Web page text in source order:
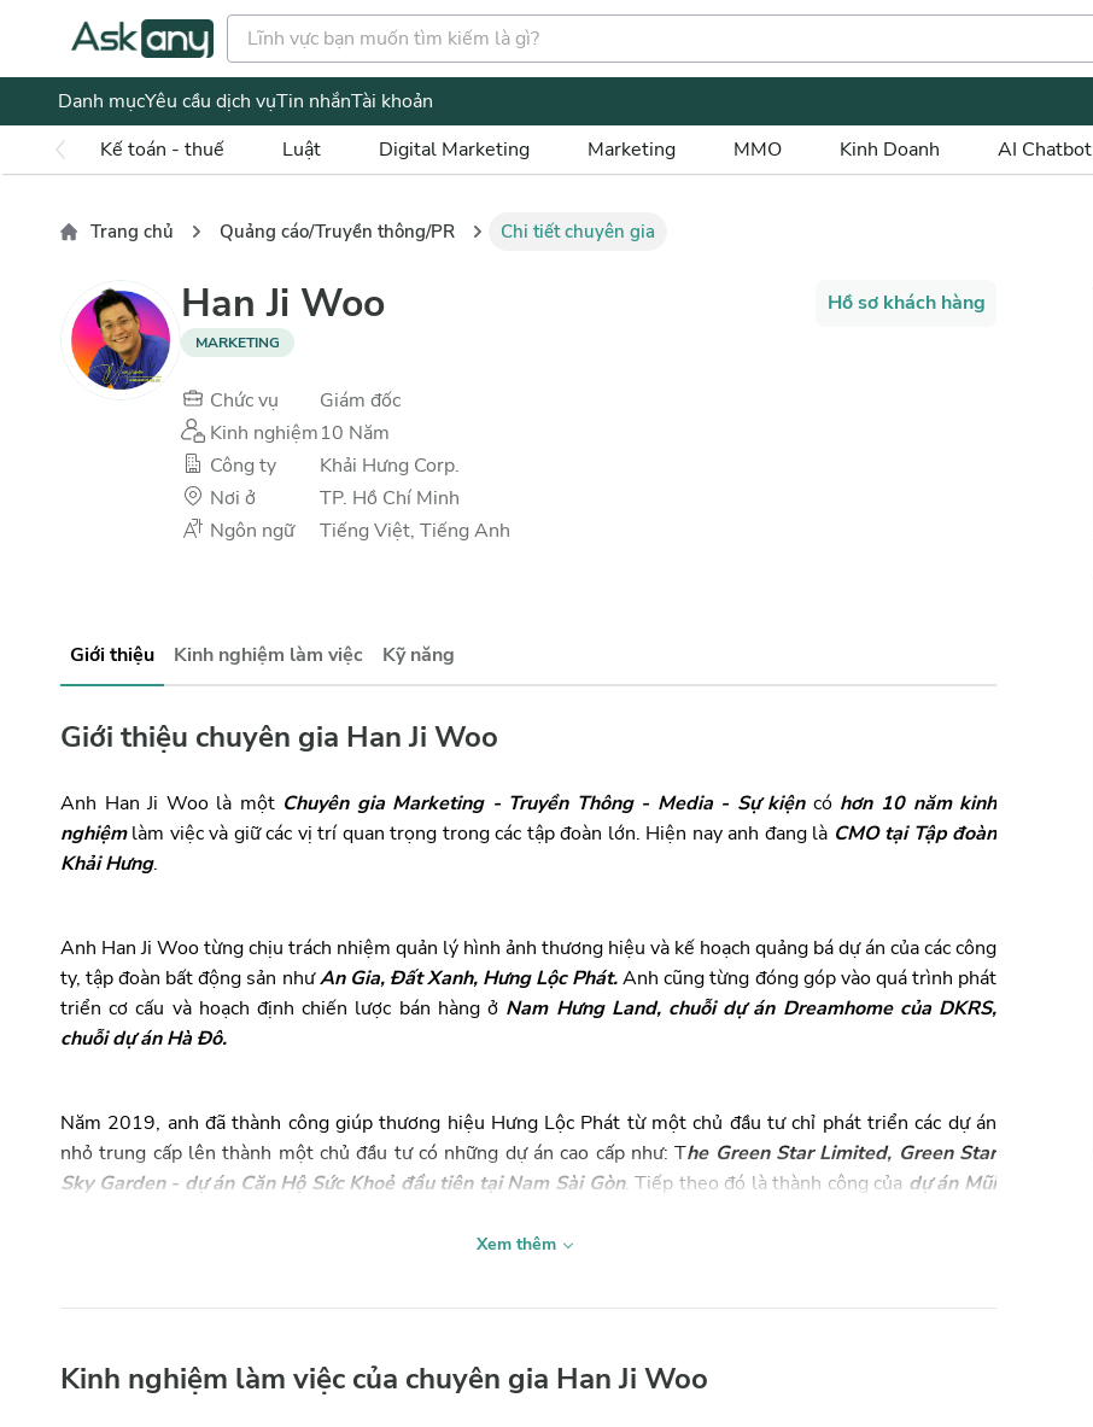
Danh mụcYêu cầu dịch vụTin nhắnTài khoản
Kế toán - thuế
Luật Digital Marketing Marketing MMO Kinh Doanh AI Chatbot
Trang chủ Quảng cáo/Truyền thông/PR Chi tiết chuyên gia
Han Ji Woo Hồ sơ khách hàng
MARKETING
Chức vụ
Giám đốc
Kinh nghiệm10 Năm
Công ty
Khải Hưng Corp.
Nơi ở
TP. Hồ Chí Minh
Ngôn ngữ
Tiếng Việt, Tiếng Anh
Giới thiệu Kinh nghiệm làm việc Kỹ năng
Giới thiệu chuyên gia Han Ji Woo
Anh Han Ji Woo là một Chuyên gia Marketing - Truyền Thông - Media - Sự kiện có hơn 10 năm kinh
nghiệmlàm việc và giữ các vị trí quan trọng trong các tập đoàn lớn. Hiện nay anh đang là CMO tại Tập đoàn
Khải Hưng.
Anh Han Ji Woo từng chịu trách nhiệm quản lý hình ảnh thương hiệu và kế hoạch quảng bá dự án của các công
ty, tập đoàn bất động sản nhưAn Gia, Đất Xanh, Hưng Lộc Phát.Anh cũng từng đóng góp vào quá trình phát
triển cơ cấu và hoạch định chiến lược bán hàng ở Nam Hưng Land, chuỗi dự án Dreamhome của DKRS,
chuỗi dự án Hà Đô.
Năm 2019, anh đã thành công giúp thương hiệu Hưng Lộc Phát từ một chủ đầu tư chỉ phát triển các dự án
nhỏ trung cấp lên thành một chủ đầu tư có những dự án cao cấp như: The Green Star Limited, Green Star
Sky Garden - dự án Căn Hộ Sức Khoẻ đầu tiên tại Nam Sài Gòn. Tiếp theo đó là thành công của dự án Mũi
các dự án của những chủ đầu tư lớn như Novaworld, Thanh Long Bay, Queenpearl tại Bình Thuận.
trong truyền thông, anh có thể tư vấn hoạch định chiến lược, xây dựng phòng Marketing – Truyền Thông từ
Xem thêm
Kinh nghiệm làm việc của chuyên gia Han Ji Woo